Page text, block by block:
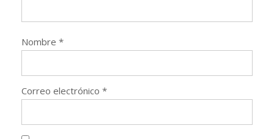
Nombre *
Correo electrónico *